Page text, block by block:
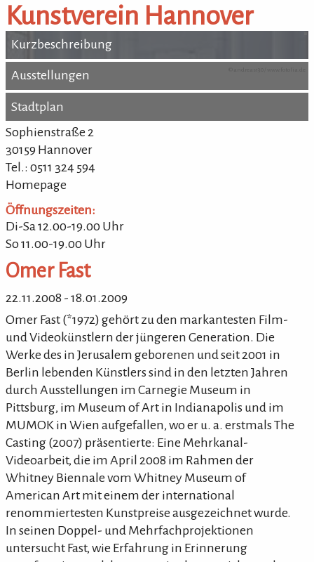
Kunstverein Hannover
Kurzbeschreibung
Kurzbeschreibung
Ausstellungen
Ausstellungen
Stadtplan
Stadtplan
Sophienstraße 2
30159 Hannover
Tel.: 0511 324 594
Homepage
Öffnungszeiten:
Di-Sa 12.00-19.00 Uhr
So 11.00-19.00 Uhr
Omer Fast
22.11.2008 - 18.01.2009
Omer Fast (*1972) gehört zu den markantesten Film-
und Videokünstlern der jüngeren Generation. Die
Werke des in Jerusalem geborenen und seit 2001 in
Berlin lebenden Künstlers sind in den letzten Jahren
durch Ausstellungen im Carnegie Museum in
Pittsburg, im Museum of Art in Indianapolis und im
MUMOK in Wien aufgefallen, wo er u. a. erstmals The
Casting (2007) präsentierte: Eine Mehrkanal-
Videoarbeit, die im April 2008 im Rahmen der
Whitney Biennale vom Whitney Museum of
American Art mit einem der international
renommiertesten Kunstpreise ausgezeichnet wurde.
In seinen Doppel- und Mehrfachprojektionen
untersucht Fast, wie Erfahrung in Erinnerung